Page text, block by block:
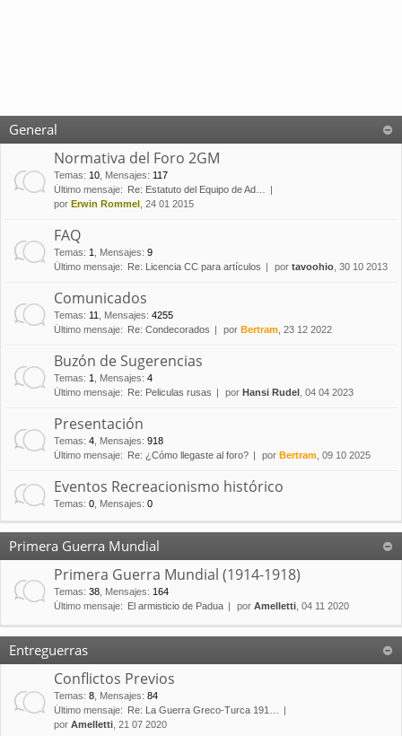
General
Normativa del Foro 2GM
Temas: 10 Mensajes: 117
Último mensaje:
Re: Estatuto del Equipo de Ad…
por Erwin Rommel , 24 01 2015
FAQ
Temas: 1 Mensajes: 9
Último mensaje:
Re: Licencia CC para artículos por tavoohio , 30 10 2013
Comunicados
Temas: 11 Mensajes: 4255
Último mensaje:
Re: Condecorados por Bertram , 23 12 2022
Buzón de Sugerencias
Temas: 1 Mensajes: 4
Último mensaje:
Re: Peliculas rusas por Hansi Rudel , 04 04 2023
Presentación
Temas: 4 Mensajes: 918
Último mensaje:
Re: ¿Cómo llegaste al foro? por Bertram , 09 10 2025
Eventos Recreacionismo histórico
Temas: 0 Mensajes: 0
Primera Guerra Mundial
Primera Guerra Mundial (1914-1918)
Temas: 38 Mensajes: 164
Último mensaje:
El armisticio de Padua por Amelletti , 04 11 2020
Entreguerras
Conflictos Previos
Temas: 8 Mensajes: 84
Último mensaje:
Re: La Guerra Greco-Turca 191…
por Amelletti , 21 07 2020